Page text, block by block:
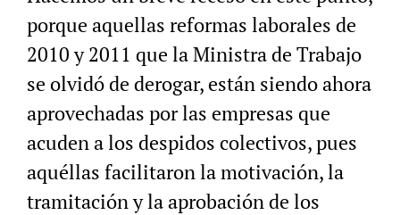
porque aquellas reformas laborales de
2010 y 2011 que la Ministra de Trabajo
se olvidó de derogar, están siendo ahora
aprovechadas por las empresas que
acuden a los despidos colectivos, pues
aquéllas facilitaron la motivación, la
tramitación y la aprobación de los